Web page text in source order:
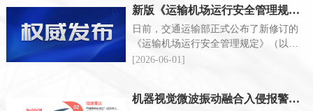
新版《运输机场运行安全管理规定》将于7月1日正式实施
日前，交通运输部正式公布了新修订的
《运输机场运行安全管理规定》（以下
简称《规定》），并将于2026年7月1日
[2026-06-01]
机器视觉微波振动融合入侵报警系统与振动光纤视频AI分析系统综合对比